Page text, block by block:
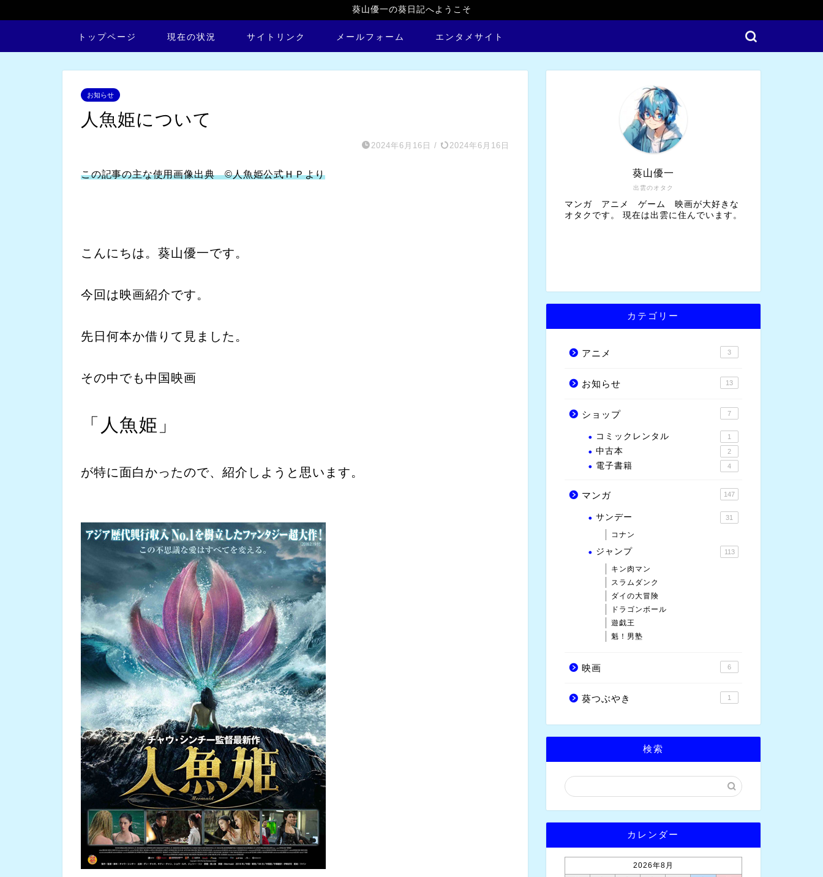
葵山優一の葵日記へようこそ
トップページ 現在の状況 サイトリンク メールフォーム エンタメサイト
お知らせ
人魚姫について
2024年6月16日 / 2024年6月16日
この記事の主な使用画像出典 ©人魚姫公式ＨＰより
こんにちは。葵山優一です。
今回は映画紹介です。
先日何本か借りて見ました。
その中でも中国映画
「人魚姫」
が特に面白かったので、紹介しようと思います。
出雲のオタク
葵山優一
マンガ アニメ ゲーム 映画が大好きな
オタクです。 現在は出雲に住んでいます。
カテゴリー
アニメ 3
お知らせ 13
ショップ 7
コミックレンタル 1
中古本 2
電子書籍 4
マンガ 147
サンデー 31
コナン
ジャンプ 113
キン肉マン
スラムダンク
ダイの大冒険
ドラゴンボール
遊戯王
魁！男塾
映画 6
葵つぶやき 1
検索
カレンダー
2026年8月